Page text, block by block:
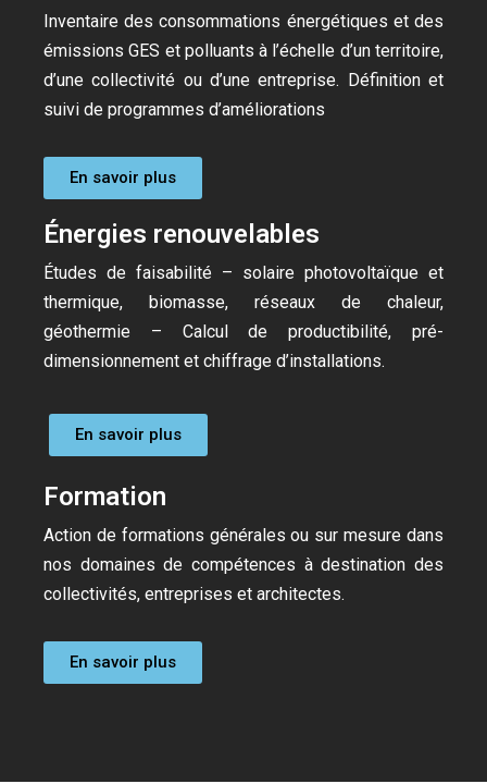
Inventaire des consommations énergétiques et des
émissions GES et polluants à l’échelle d’un territoire,
d’une collectivité ou d’une entreprise. Définition et
suivi de programmes d’améliorations
En savoir plus
Énergies renouvelables
Études de faisabilité – solaire photovoltaïque et
thermique, biomasse, réseaux de chaleur,
géothermie – Calcul de productibilité, pré-
dimensionnement et chiffrage d’installations.
En savoir plus
Formation
Action de formations générales ou sur mesure dans
nos domaines de compétences à destination des
collectivités, entreprises et architectes.
En savoir plus